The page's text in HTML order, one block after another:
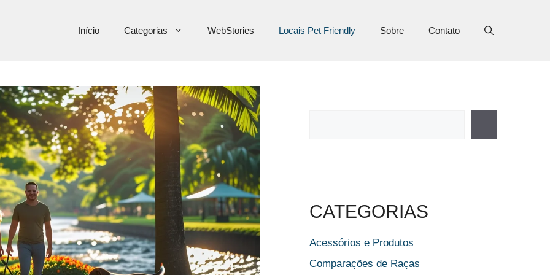
Início Categorias WebStories Locais Pet Friendly Sobre Contato
CATEGORIAS
Acessórios e Produtos
Comparações de Raças